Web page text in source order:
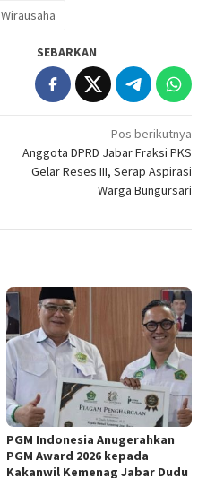
Wirausaha
SEBARKAN
Pos berikutnya
Anggota DPRD Jabar Fraksi PKS
Gelar Reses III, Serap Aspirasi
Warga Bungursari
PGM Indonesia Anugerahkan
PGM Award 2026 kepada
Kakanwil Kemenag Jabar Dudu